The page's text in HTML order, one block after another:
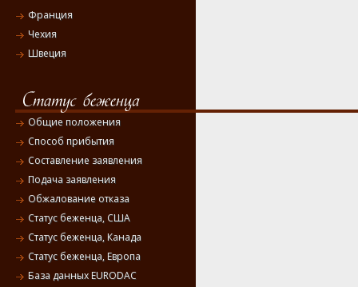
Франция
Чехия
Швеция
Общие положения
Способ прибытия
Составление заявления
Подача заявления
Обжалование отказа
Статус беженца, США
Статус беженца, Канада
Статус беженца, Европа
База данных EURODAC